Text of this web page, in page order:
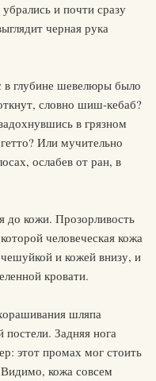
и почти сразу
черная рука
в глубине шевелюры было
словно шиш-кебаб?
в грязном
Или мучительно
ослабев от ран, в
до кожи. Прозорливость
человеческая кожа
и кожей внизу, и
кровати.
шляпа
постели. Задняя нога
этот промах мог стоить
кожа совсем